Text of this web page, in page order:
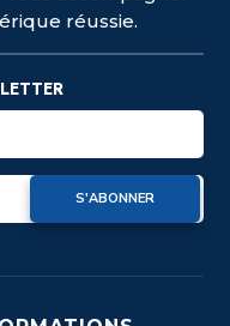
réussie.
S'ABONNER